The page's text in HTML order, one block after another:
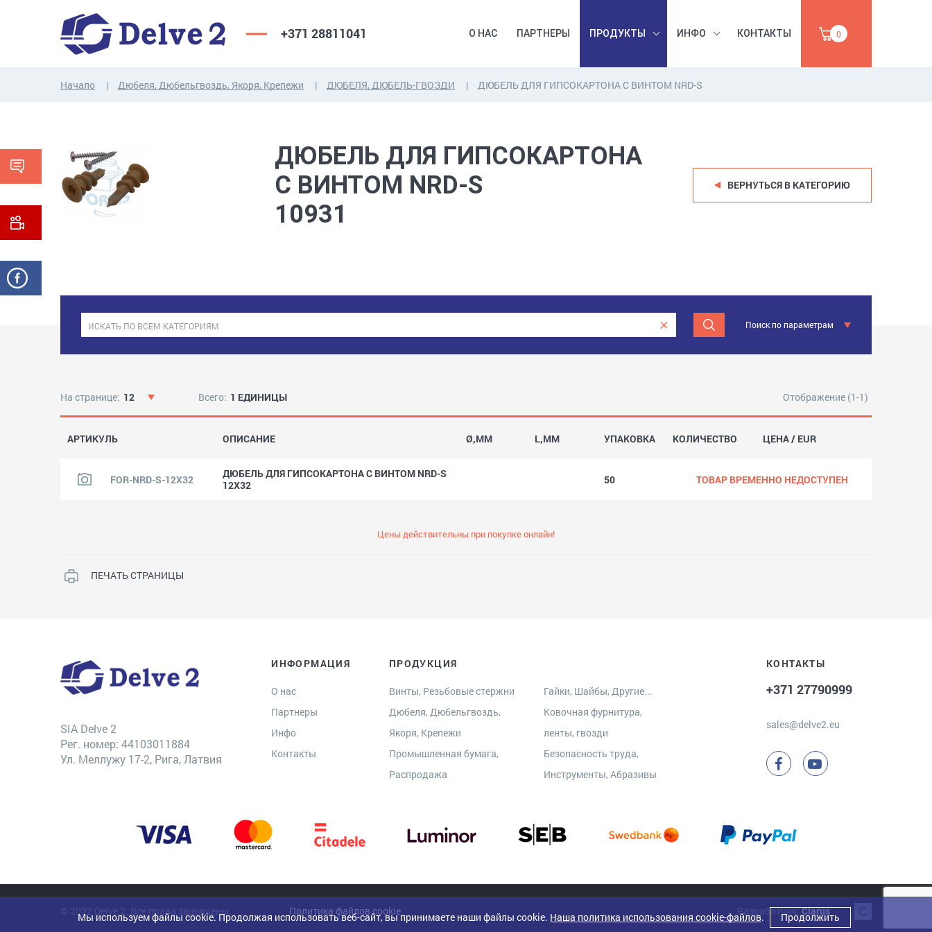
+371 28811041 О НАС ПАРТНЕРЫ ПРОДУКТЫ
СТЕРЖНИ
ДЮБЕЛЬГВОЗДЬ,
ЯКОРЯ, КРЕПЕЖИ
ФУРНИТУРА,
ЛЕНТЫ, ГВОЗДИ
БУМАГА,
РАСПРОДАЖА
ИНФО КОНТАКТЫ 0
Начало Дюбеля, Дюбельгвоздь, Якоря, Крепежи ДЮБЕЛЯ, ДЮБЕЛЬ-ГВОЗДИ ДЮБЕЛЬ ДЛЯ ГИПСОКАРТОНА С ВИНТОМ NRD-S
ДЮБЕЛЬ ДЛЯ ГИПСОКАРТОНА
С ВИНТОМ NRD-S
10931
ВЕРНУТЬСЯ В КАТЕГОРИЮ
Поиск по параметрам
На странице: 12 Всего: 1 ЕДИНИЦЫ Отображение (1-1)
АРТИКУЛЬ ОПИСАНИЕ Ø,MM L,MM УПАКОВКА КОЛИЧЕСТВО ЦЕНА / EUR
FOR-NRD-S-12X32
ДЮБЕЛЬ ДЛЯ ГИПСОКАРТОНА С ВИНТОМ NRD-S
12X32
50 ТОВАР ВРЕМЕННО НЕДОСТУПЕН
Цены действительны при покупке онлайн!
ПЕЧАТЬ СТРАНИЦЫ
SIA Delve 2
Рег. номер: 44103011884
Ул. Меллужу 17-2, Рига, Латвия
ИНФОРМАЦИЯ
О нас
Партнеры
Инфо
Контакты
ПРОДУКЦИЯ
Винты, Резьбовые стержни
Гайки, Шайбы, Другие...
Дюбеля, Дюбельгвоздь,
Якоря, Крепежи
Ковочная фурнитура,
ленты, гвозди
Промышленная бумага,
Распродажа
Безопасность труда,
Инструменты, Абразивы
КОНТАКТЫ
+371 27790999
sales@delve2.eu
© 2022 Delve 2. Все права защищены. Политика файлов cookie Разработчик:Clarus
Мы используем файлы cookie. Продолжая использовать веб-сайт, вы принимаете наши файлы cookie. Наша политика использования cookie-файлов. Продолжить